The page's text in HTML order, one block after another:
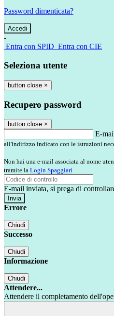
Password dimenticata?
-
Entra con SPID Entra con CIE
Seleziona utente
button close ×
Recupero password
button close ×
E-
all'indirizzo indicato con le istruzioni
Non hai una e-mail associata al nome
tramite la Login Spaggiari
E-mail inviata, si prega di
Errore
Chiudi
Successo
Chiudi
Informazione
Chiudi
Attendere...
Attendere il completamento